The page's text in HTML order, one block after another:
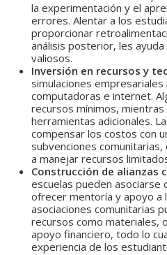
la experimentación y el
errores. Alentar a los
proporcionar
análisis posterior, les
valiosos.
Inversión en recursos y
simulaciones
computadoras e internet.
recursos mínimos,
herramientas adicionales.
compensar los costos con
subvenciones
a manejar recursos
Construcción de alianzas
escuelas pueden asociarse
ofrecer mentoría y apoyo a
asociaciones comunitarias
recursos como materiales,
apoyo financiero, todo lo
experiencia de los